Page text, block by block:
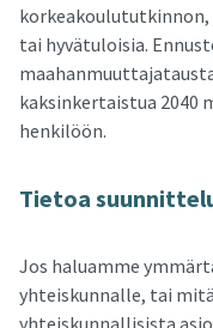
tai hyvätuloisia.
kaksinkertaistua 2040
henkilöön.
Tie­toa
Jos haluamme
yhteiskunnalle, tai
yhteiskunnallisista